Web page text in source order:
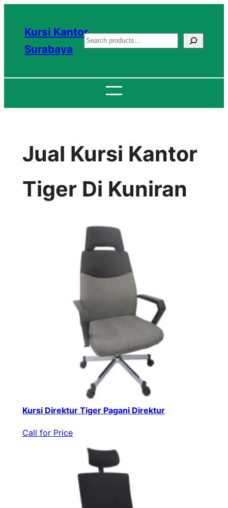
konten
Kursi Kantor
Surabaya
S
a
c
Jual Kursi Kantor
Tiger Di Kuniran
Kursi Direktur Tiger Pagani Direktur
Call for Price